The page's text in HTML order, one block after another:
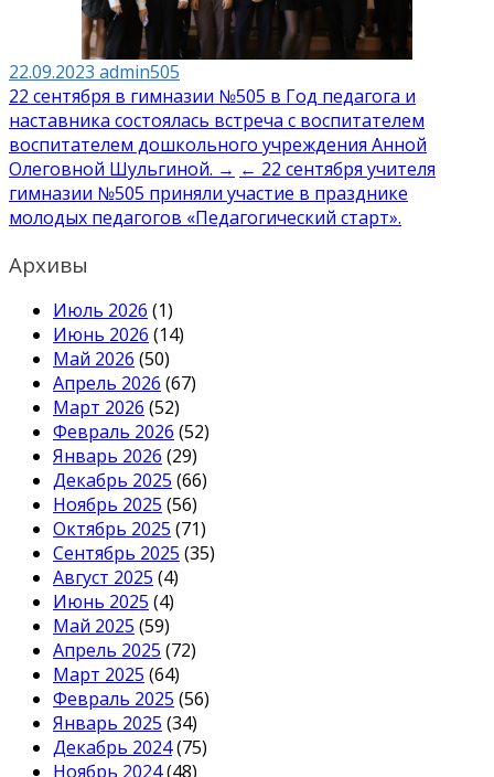
22.09.2023 admin505
Навигация
по
записям
22 сентября в гимназии №505 в Год педагога и
наставника состоялась встреча с воспитателем
воспитателем дошкольного учреждения Анной
Олеговной Шульгиной. → ← 22 сентября учителя
гимназии №505 приняли участие в празднике
молодых педагогов «Педагогический старт».
Архивы
Июль 2026 (1)
Июнь 2026 (14)
Май 2026 (50)
Апрель 2026 (67)
Март 2026 (52)
Февраль 2026 (52)
Январь 2026 (29)
Декабрь 2025 (66)
Ноябрь 2025 (56)
Октябрь 2025 (71)
Сентябрь 2025 (35)
Август 2025 (4)
Июнь 2025 (4)
Май 2025 (59)
Апрель 2025 (72)
Март 2025 (64)
Февраль 2025 (56)
Январь 2025 (34)
Декабрь 2024(75)
Ноябрь 2024(48)